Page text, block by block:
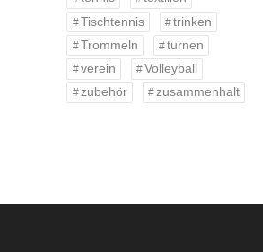
Tischtennis
trinken
Trommeln
turnen
verein
Volleyball
zubehör
zusammenhalt